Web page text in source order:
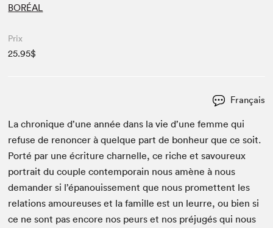
BORÉAL
Prix
25.95$
Français
La chronique d’une année dans la vie d’une femme qui
refuse de renon­cer à quelque part de bon­heur que ce soit.
Porté par une écri­t­ure char­nelle, ce riche et savoureux
por­trait du cou­ple con­tem­po­rain nous amène à nous
deman­der si l’épanouissement que nous promet­tent les
rela­tions amoureuses et la famille est un leurre, ou bien si
ce ne sont pas encore nos peurs et nos préjugés qui nous